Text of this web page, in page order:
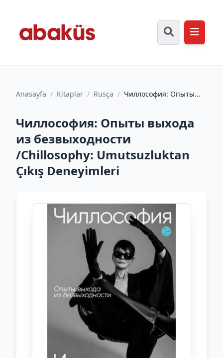
Anasayfa / Kitaplar / Rusça / Чиллософия: Опыты
/Chillosophy: Umutsuzl...
Чиллософия: Опыты выхода
из безвыходности
/Chillosophy: Umutsuzluktan
Çıkış Deneyimleri